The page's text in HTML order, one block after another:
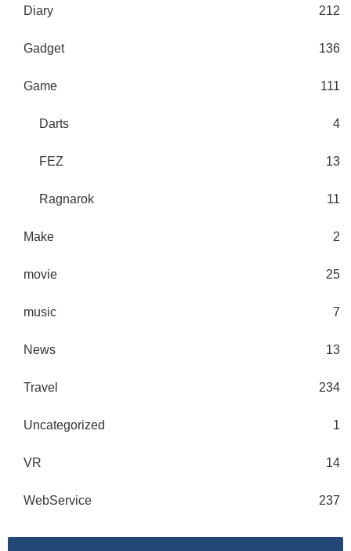
Diary 212
Gadget 136
Game 111
Darts 4
FEZ 13
Ragnarok 11
Make 2
movie 25
music 7
News 13
Travel 234
Uncategorized 1
VR 14
WebService 237